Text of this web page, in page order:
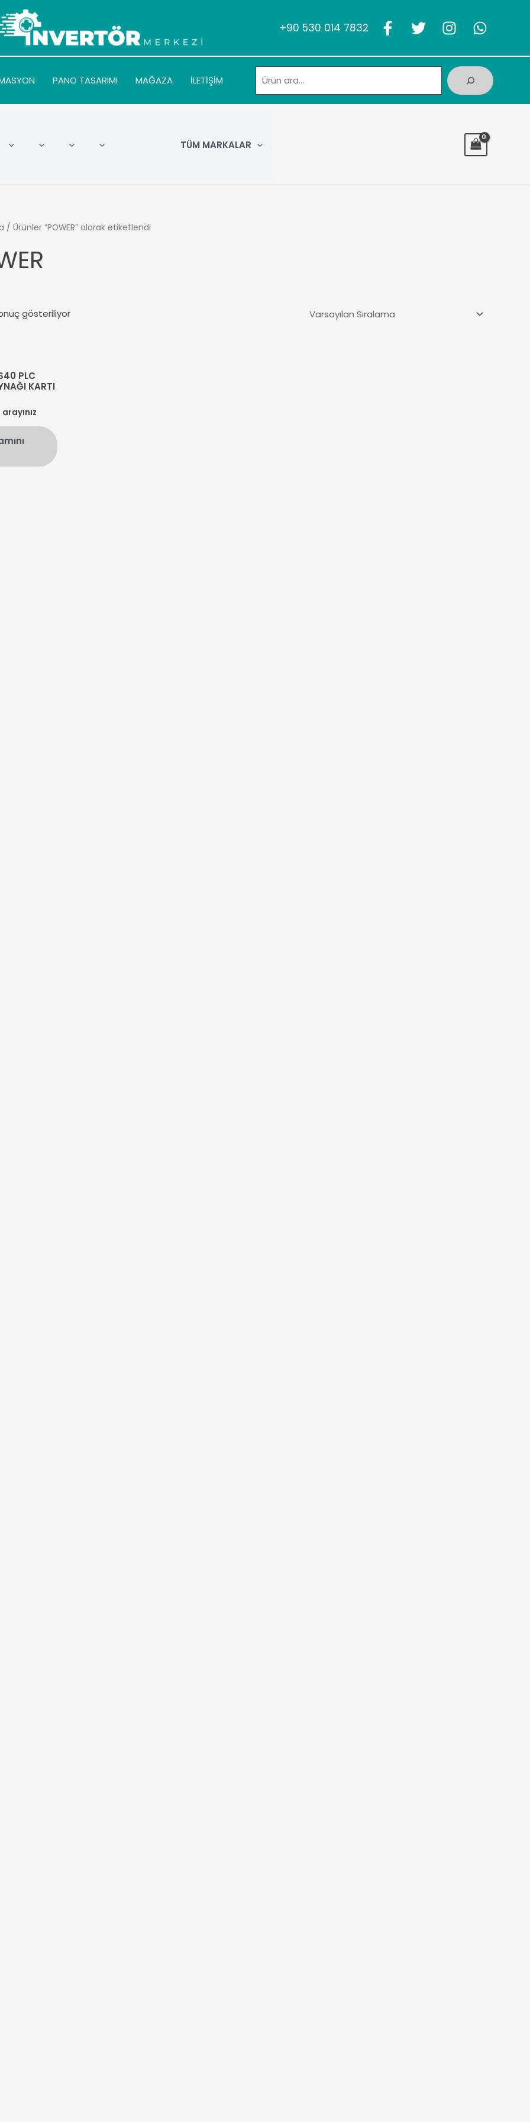
+90 530 014 7832
PANO TASARIMI MAĞAZA İLETİŞİM
TÜM MARKALAR
/ Ürünler “POWER” olarak etiketlendi
gösteriliyor
PLC
KARTI